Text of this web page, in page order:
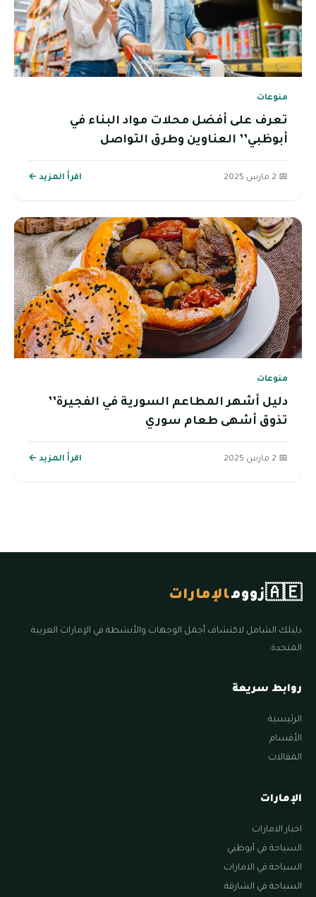
منوعات
تعرف على أفضل محلات مواد البناء في
أبوظبي’’ العناوين وطرق التواصل
📅 2 مارس 2025 اقرأ المزيد ←
منوعات
دليل أشهر المطاعم السورية في الفجيرة’’
تذوق أشهى طعام سوري
📅 2 مارس 2025 اقرأ المزيد ←
🇦🇪زوومالإمارات
دليلك الشامل لاكتشاف أجمل الوجهات والأنشطة في الإمارات العربية
المتحدة.
روابط سريعة
الرئيسية
الأقسام
المقالات
الإمارات
اخبار الامارات
السياحة في أبوظبي
السياحة في الامارات
السياحة في الشارقة